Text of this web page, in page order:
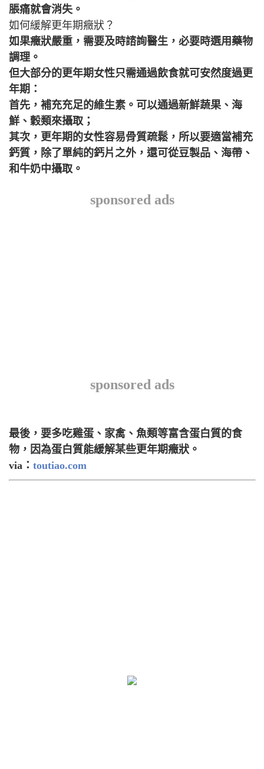
脹痛就會消失。
如何緩解更年期癥狀？
如果癥狀嚴重，需要及時諮詢醫生，必要時選用藥物
調理。
但大部分的更年期女性只需通過飲食就可安然度過更
年期：
首先，補充充足的維生素。可以通過新鮮蔬果、海
鮮、穀類來攝取；
其次，更年期的女性容易骨質疏鬆，所以要適當補充
鈣質，除了單純的鈣片之外，還可從豆製品、海帶、
和牛奶中攝取。
sponsored ads
sponsored ads
最後，要多吃雞蛋、家禽、魚類等富含蛋白質的食
物，因為蛋白質能緩解某些更年期癥狀。
via： toutiao.com